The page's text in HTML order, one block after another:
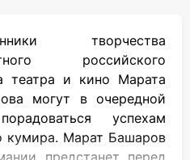
творчества
российского
театра и кино Марата
могут в очередной
успехам
кумира. Марат Башаров
предстанет перед